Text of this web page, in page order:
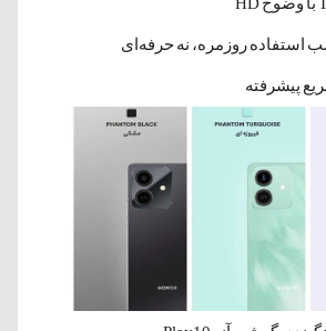
استفاده روزمره، نه حرفه‌ای
پیشرفته